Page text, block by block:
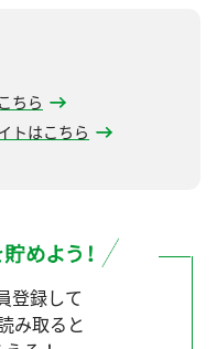
ちら
トはこちら
登録して
み取ると